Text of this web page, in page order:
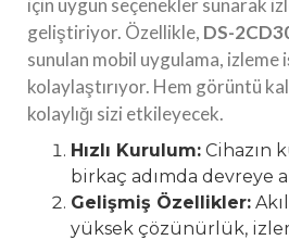
için uygun seçenekler sunarak
geliştiriyor. Özellikle, DS-
sunulan mobil uygulama, izleme
kolaylaştırıyor. Hem görüntü
kolaylığı sizi etkileyecek.
Hızlı Kurulum: Cihazın
birkaç adımda devreye
Gelişmiş Özellikler:
yüksek çözünürlük,